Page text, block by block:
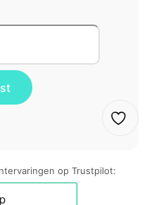
op Trustpilot: